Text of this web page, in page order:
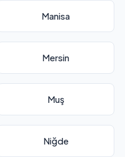
Manisa
Mersin
Muş
Niğde